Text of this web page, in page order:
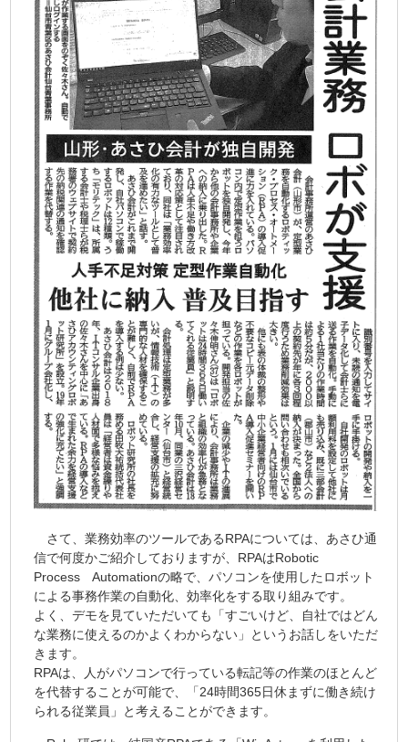
さて、業務効率のツールであるRPAについては、あさひ通
信で何度かご紹介しておりますが、RPAはRobotic
Process Automationの略で、パソコンを使用したロボット
による事務作業の自動化、効率化をする取り組みです。
よく、デモを見ていただいても「すごいけど、自社ではどん
な業務に使えるのかよくわからない」というお話しをいただ
きます。
RPAは、人がパソコンで行っている転記等の作業のほとんど
を代替することが可能で、「24時間365日休まずに働き続け
られる従業員」と考えることができます。